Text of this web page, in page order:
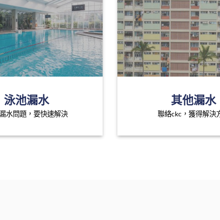
泳池漏水
水問題，要快速解決
其他漏水
聯絡ckc，獲得解決